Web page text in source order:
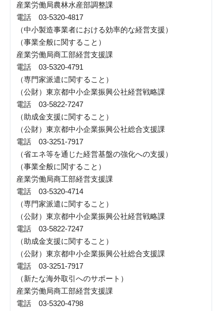
産業労働局農林水産部調整課
電話 03-5320-4817
（中小製造事業者における効率的な経営支援）
（事業全般に関すること）
産業労働局商工部経営支援課
電話 03-5320-4791
（専門家派遣に関すること）
（公財）東京都中小企業振興公社経営戦略課
電話 03-5822-7247
（助成金支援に関すること）
（公財）東京都中小企業振興公社総合支援課
電話 03-3251-7917
（省エネ等を通じた経営基盤の強化への支援）
（事業全般に関すること）
産業労働局商工部経営支援課
電話 03-5320-4714
（専門家派遣に関すること）
（公財）東京都中小企業振興公社経営戦略課
電話 03-5822-7247
（助成金支援に関すること）
（公財）東京都中小企業振興公社総合支援課
電話 03-3251-7917
（新たな海外取引へのサポート）
産業労働局商工部経営支援課
電話 03-5320-4798